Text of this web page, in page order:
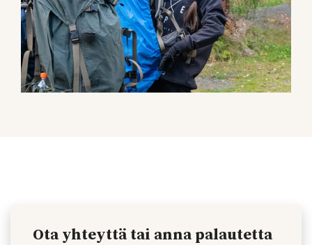
Ota yhteyttä tai anna palautetta